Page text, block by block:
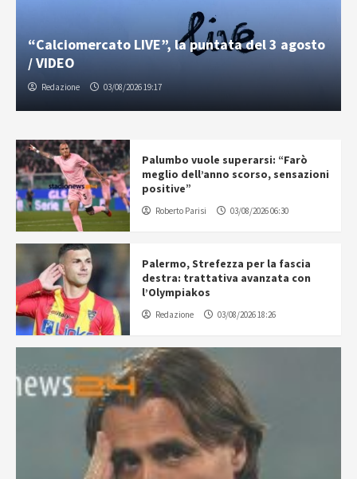
“Calciomercato LIVE”, la puntata del 3 agosto
/ VIDEO
Redazione 03/08/2026 19:17
Palumbo vuole superarsi: “Farò
meglio dell’anno scorso, sensazioni
positive”
Roberto Parisi 03/08/2026 06:30
Palermo, Strefezza per la fascia
destra: trattativa avanzata con
l’Olympiakos
Redazione 03/08/2026 18:26